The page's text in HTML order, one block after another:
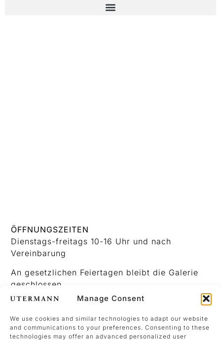
Manage Consent
We use cookies and similar technologies to adapt our website
and communications to your preferences. Consenting to these
technologies may offer an advanced personalized user
ÖFFNUNGSZEITEN
Dienstags-freitags 10-16 Uhr und nach
Vereinbarung
An gesetzlichen Feiertagen bleibt die Galerie
geschlossen.
KONTAKT
+49 (0) 231 476437 37